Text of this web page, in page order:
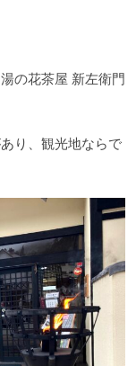
の花茶屋 新左衛門
り、観光地ならで